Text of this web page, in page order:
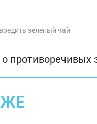
зеленый чай
о противоречивых